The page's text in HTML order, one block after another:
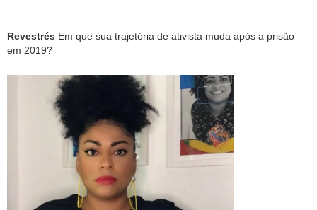
Revestrés Em que sua trajetória de ativista muda após a prisão
em 2019?